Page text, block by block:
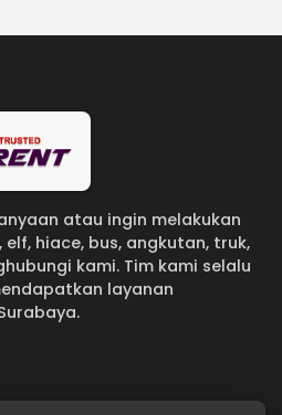
atau ingin melakukan
hiace, bus, angkutan, truk,
kami. Tim kami selalu
layanan